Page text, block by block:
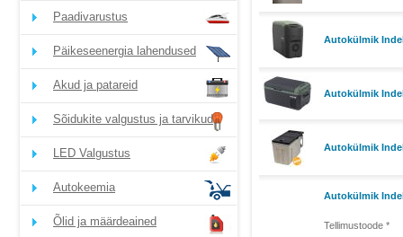
Paadivarustus
Päikeseenergia lahendused
Akud ja patareid
Sõidukite valgustus ja tarvikud
LED Valgustus
Autokeemia
Õlid ja määrdeained
Autokülmik
Autokülmik
Autokülmik
Autokülmik
Tellimustoode *